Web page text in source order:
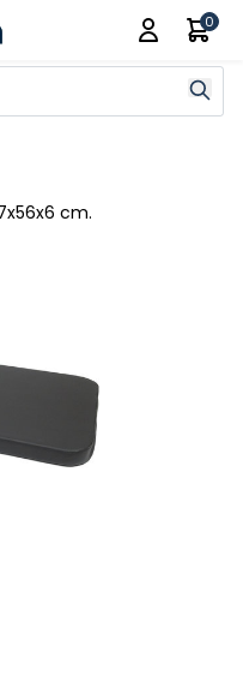
0
cm.